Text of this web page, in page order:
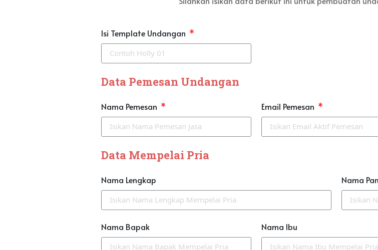
Isi Template Undangan
Data Pemesan Undangan
Nama Pemesan Email Pemesan
Data Mempelai Pria
Nama Lengkap Nama
Nama Bapak Nama Ibu